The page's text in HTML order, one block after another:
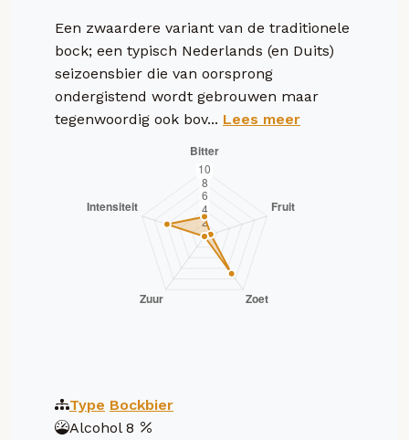
Een zwaardere variant van de traditionele
bock; een typisch Nederlands (en Duits)
seizoensbier die van oorsprong
ondergistend wordt gebrouwen maar
tegenwoordig ook bov... Lees meer
Type Bockbier
Alcohol 8